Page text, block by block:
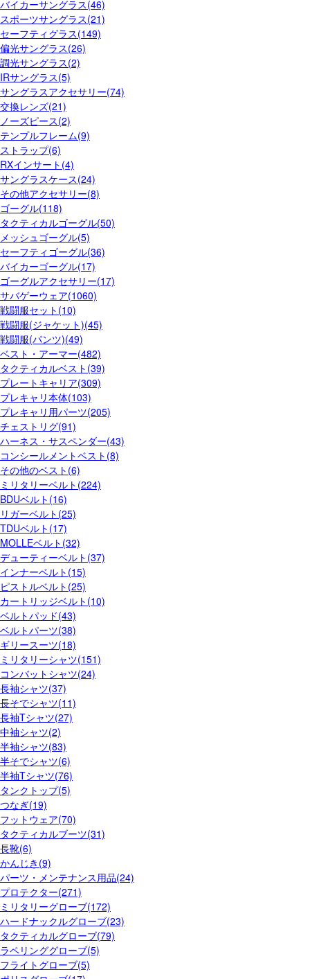
バイカーサングラス(46)
スポーツサングラス(21)
セーフティグラス(149)
偏光サングラス(26)
調光サングラス(2)
IRサングラス(5)
サングラスアクセサリー(74)
交換レンズ(21)
ノーズピース(2)
テンプルフレーム(9)
ストラップ(6)
RXインサート(4)
サングラスケース(24)
その他アクセサリー(8)
ゴーグル(118)
タクティカルゴーグル(50)
メッシュゴーグル(5)
セーフティゴーグル(36)
バイカーゴーグル(17)
ゴーグルアクセサリー(17)
サバゲーウェア(1060)
戦闘服セット(10)
戦闘服(ジャケット)(45)
戦闘服(パンツ)(49)
ベスト・アーマー(482)
タクティカルベスト(39)
プレートキャリア(309)
プレキャリ本体(103)
プレキャリ用パーツ(205)
チェストリグ(91)
ハーネス・サスペンダー(43)
コンシールメントベスト(8)
その他のベスト(6)
ミリタリーベルト(224)
BDUベルト(16)
リガーベルト(25)
TDUベルト(17)
MOLLEベルト(32)
デューティーベルト(37)
インナーベルト(15)
ピストルベルト(25)
カートリッジベルト(10)
ベルトパッド(43)
ベルトパーツ(38)
ギリースーツ(18)
ミリタリーシャツ(151)
コンバットシャツ(24)
長袖シャツ(37)
長そでシャツ(11)
長袖Tシャツ(27)
中袖シャツ(2)
半袖シャツ(83)
半そでシャツ(6)
半袖Tシャツ(76)
タンクトップ(5)
つなぎ(19)
フットウェア(70)
タクティカルブーツ(31)
長靴(6)
かんじき(9)
パーツ・メンテナンス用品(24)
プロテクター(271)
ミリタリーグローブ(172)
ハードナックルグローブ(23)
タクティカルグローブ(79)
ラペリンググローブ(5)
フライトグローブ(5)